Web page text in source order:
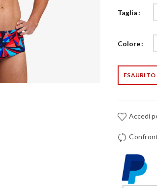
Taglia
Colore
ESAURITO
Accedi